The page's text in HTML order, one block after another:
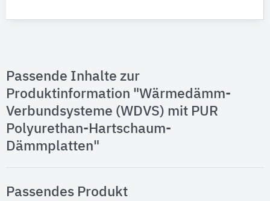
Passende Inhalte zur
Produktinformation "Wärmedämm-
Verbundsysteme (WDVS) mit PUR
Polyurethan-Hartschaum-
Dämmplatten"
Passendes Produkt